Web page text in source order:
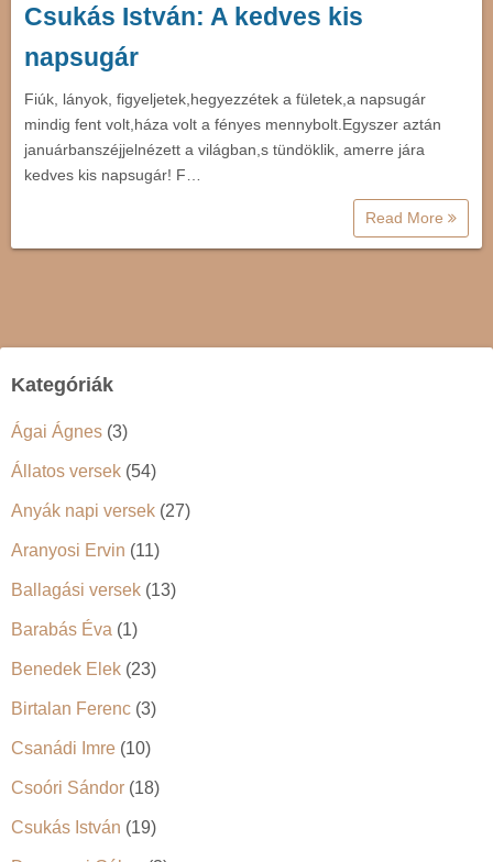
Csukás István: A kedves kis
napsugár
Fiúk, lányok, figyeljetek,hegyezzétek a fületek,a napsugár
mindig fent volt,háza volt a fényes mennybolt.Egyszer aztán
januárbanszéjjelnézett a világban,s tündöklik, amerre jára
kedves kis napsugár! F…
Read More
Kategóriák
Ágai Ágnes (3)
Állatos versek (54)
Anyák napi versek (27)
Aranyosi Ervin (11)
Ballagási versek (13)
Barabás Éva (1)
Benedek Elek (23)
Birtalan Ferenc (3)
Csanádi Imre (10)
Csoóri Sándor (18)
Csukás István (19)